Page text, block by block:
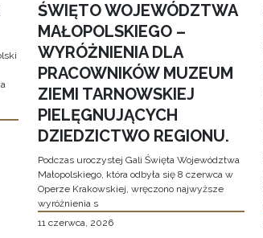
ŚWIĘTO WOJEWÓDZTWA
MAŁOPOLSKIEGO –
WYRÓŻNIENIA DLA
PRACOWNIKÓW MUZEUM
ZIEMI TARNOWSKIEJ
PIELĘGNUJĄCYCH
DZIEDZICTWO REGIONU.
Podczas uroczystej Gali Święta Województwa
Małopolskiego, która odbyła się 8 czerwca w
Operze Krakowskiej, wręczono najwyższe
wyróżnienia s
11 czerwca, 2026